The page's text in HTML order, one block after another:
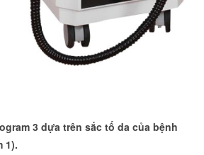
3 dựa trên sắc tố da của bệnh
1).